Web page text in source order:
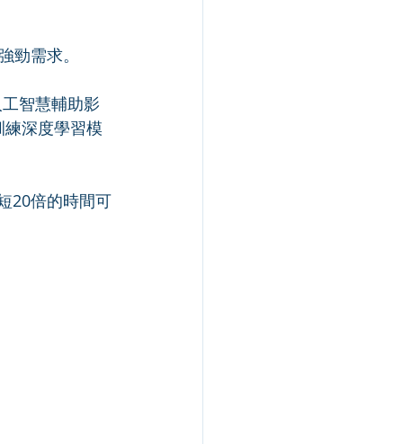
需求。
智慧輔助影
深度學習模
20倍的時間可